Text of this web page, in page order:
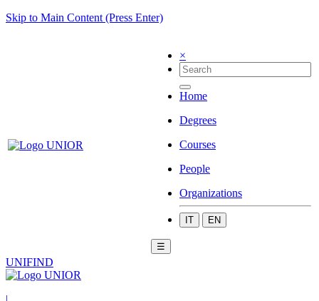
Skip to Main Content (Press Enter)
×
Home
Degrees
Courses
People
Organizations
IT EN
☰
UNIFIND